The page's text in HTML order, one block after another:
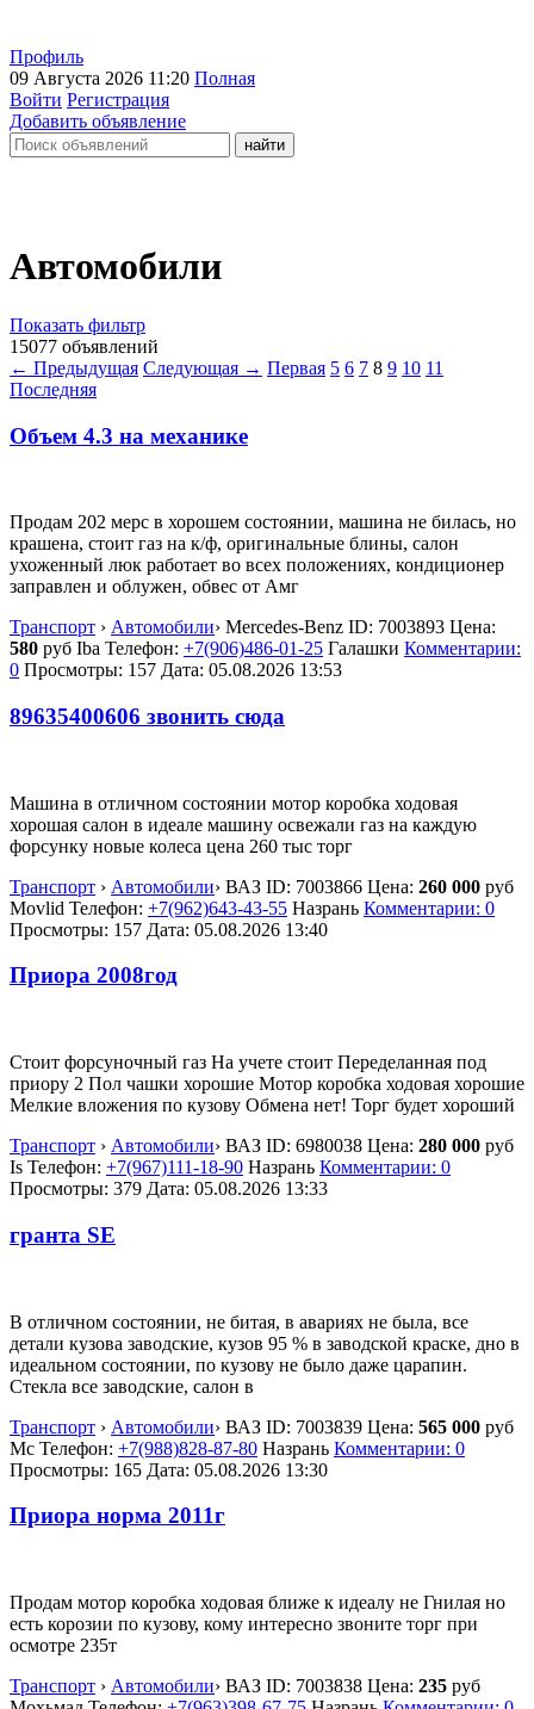
Профиль
09 Августа 2026 11:20 Полная
Войти Регистрация
Добавить объявление
Автомобили
Показать фильтр
15077 объявлений
← Предыдущая Следующая → Первая 5 6 7 8 9 10 11
Последняя
Объем 4.3 на механике
Продам 202 мерс в хорошем состоянии, машина не билась, но
крашена, стоит газ на к/ф, оригинальные блины, салон
ухоженный люк работает во всех положениях, кондиционер
заправлен и облужен, обвес от Амг
Транспорт › Автомобили› Mercedes-Benz ID: 7003893 Цена:
580 руб Iba Телефон: +7(906)486-01-25 Галашки Комментарии:
0 Просмотры: 157 Дата: 05.08.2026 13:53
89635400606 звонить сюда
Машина в отличном состоянии мотор коробка ходовая
хорошая салон в идеале машину освежали газ на каждую
форсунку новые колеса цена 260 тыс торг
Транспорт › Автомобили› ВАЗ ID: 7003866 Цена: 260 000 руб
Movlid Телефон: +7(962)643-43-55 Назрань Комментарии: 0
Просмотры: 157 Дата: 05.08.2026 13:40
Приора 2008год
Стоит форсуночный газ На учете стоит Переделанная под
приору 2 Пол чашки хорошие Мотор коробка ходовая хорошие
Мелкие вложения по кузову Обмена нет! Торг будет хороший
Транспорт › Автомобили› ВАЗ ID: 6980038 Цена: 280 000 руб
Is Телефон: +7(967)111-18-90 Назрань Комментарии: 0
Просмотры: 379 Дата: 05.08.2026 13:33
гранта SE
В отличном состоянии, не битая, в авариях не была, все
детали кузова заводские, кузов 95 % в заводской краске, дно в
идеальном состоянии, по кузову не было даже царапин.
Стекла все заводские, салон в
Транспорт › Автомобили› ВАЗ ID: 7003839 Цена: 565 000 руб
Мс Телефон: +7(988)828-87-80 Назрань Комментарии: 0
Просмотры: 165 Дата: 05.08.2026 13:30
Приора норма 2011г
Продам мотор коробка ходовая ближе к идеалу не Гнилая но
есть корозии по кузову, кому интересно звоните торг при
осмотре 235т
Транспорт › Автомобили› ВАЗ ID: 7003838 Цена: 235 руб